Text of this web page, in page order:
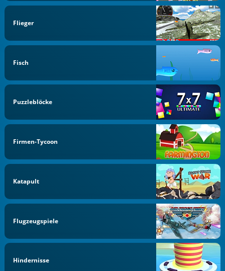
Flieger
Fisch
Puzzleblöcke
Firmen-Tycoon
Katapult
Flugzeugspiele
Hindernisse